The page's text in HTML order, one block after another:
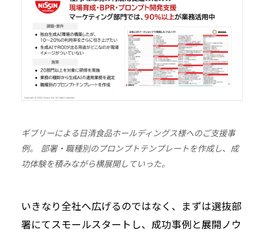
ギブリーによる日清食品ホールディングス様へのご支援事
例。 部署・職種別のプロンプトテンプレートを作成し、成
功体験を積みながら横展開していった。
いきなり全社へ広げるのではなく、まずは選抜部
署にてスモールスタートし、成功事例と展開ノウ